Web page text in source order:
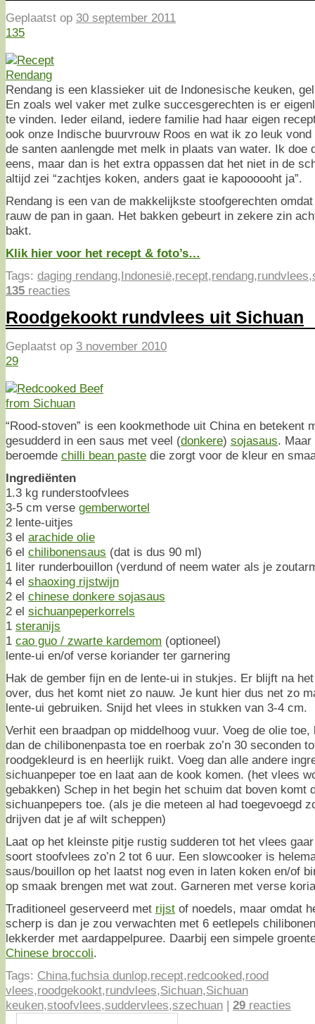
Geplaatst op 30 september 2011
135
Rendang is een klassieker uit de Indonesische keuken,
En zoals wel vaker met zulke succesgerechten is er
te vinden. Ieder eiland, iedere familie had haar eigen
ook onze Indische buurvrouw Roos en wat ik zo leuk
de santen aanlengde met melk in plaats van water. Ik doe
eens, maar dan is het extra oppassen dat het niet in de
altijd zei “zachtjes koken, anders gaat ie kapoooooht ja”.
Rendang is een van de makkelijkste stoofgerechten
rauw de pan in gaan. Het bakken gebeurt in zekere zin
bakt.
Klik hier voor het recept & foto’s…
Tags: daging rendang,Indonesië,recept,rendang,rundvlees,
135 reacties
Roodgekookt rundvlees uit Sichuan
Geplaatst op 3 november 2010
29
“Rood-stoven” is een kookmethode uit China en betekent
gesudderd in een saus met veel (donkere) sojasaus. Maar
beroemde chilli bean paste die zorgt voor de kleur en
Ingrediënten
1.3 kg runderstoofvlees
3-5 cm verse gemberwortel
2 lente-uitjes
3 el arachide olie
6 el chilibonensaus (dat is dus 90 ml)
1 liter runderbouillon (verdund of neem water als je
4 el shaoxing rijstwijn
2 el chinese donkere sojasaus
2 el sichuanpeperkorrels
1 steranijs
1 cao guo / zwarte kardemom (optioneel)
lente-ui en/of verse koriander ter garnering
Hak de gember fijn en de lente-ui in stukjes. Er blijft na
over, dus het komt niet zo nauw. Je kunt hier dus net zo
lente-ui gebruiken. Snijd het vlees in stukken van 3-4 cm.
Verhit een braadpan op middelhoog vuur. Voeg de olie
dan de chilibonenpasta toe en roerbak zo’n 30 seconden
roodgekleurd is en heerlijk ruikt. Voeg dan alle andere
sichuanpeper toe en laat aan de kook komen. (het vlees
gebakken) Schep in het begin het schuim dat boven komt
sichuanpepers toe. (als je die meteen al had toegevoegd
drijven dat je af wilt scheppen)
Laat op het kleinste pitje rustig sudderen tot het vlees
soort stoofvlees zo’n 2 tot 6 uur. Een slowcooker is
saus/bouillon op het laatst nog even in laten koken en/of
op smaak brengen met wat zout. Garneren met verse
Traditioneel geserveerd met rijst of noedels, maar omdat
scherp is dan je zou verwachten met 6 eetlepels
lekkerder met aardappelpuree. Daarbij een simpele
Chinese broccoli.
Tags: China,fuchsia dunlop,recept,redcooked,rood
vlees,roodgekookt,rundvlees,Sichuan,Sichuan
keuken,stoofvlees,suddervlees,szechuan | 29 reacties